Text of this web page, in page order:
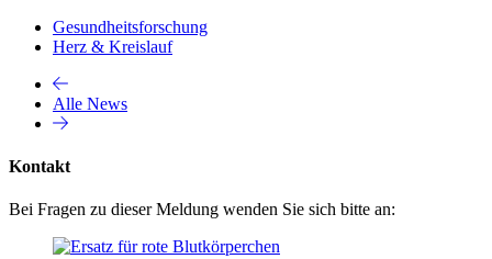
Gesundheitsforschung
Herz & Kreislauf
Alle News
Kontakt
Bei Fragen zu dieser Meldung wenden Sie sich bitte an: